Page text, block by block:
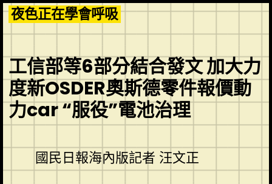
Skip
to
content
夜色正在學會呼吸
工信部等6部分結合發文 加大力
度新OSDER奧斯德零件報價動
力car “服役”電池治理
國民日報海內版記者 汪文正